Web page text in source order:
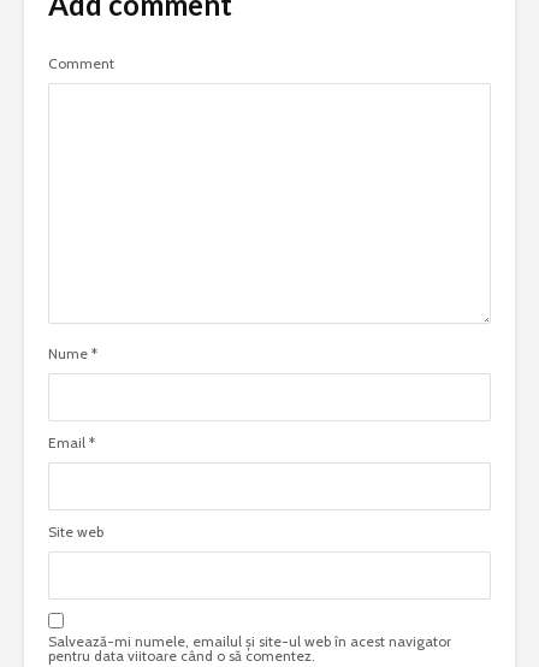
Comment
Nume *
Email *
Site web
Salvează-mi numele, emailul și site-ul web în acest navigator
pentru data viitoare când o să comentez.